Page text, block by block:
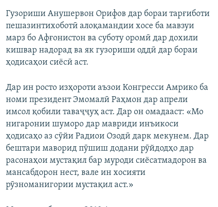
Гузориши Анушервон Орифов дар бораи тарғиботи
пешазинтихоботӣ алоқамандии хосе ба мавзуи
марз бо Афғонистон ва суботу оромӣ дар дохили
кишвар надорад ва як гузориши оддӣ дар бораи
ҳодисаҳои сиёсӣ аст.
Дар ин росто изҳороти аъзои Конгресси Амрико ба
номи президент Эмомалӣ Раҳмон дар апрели
имсол қобили таваҷҷуҳ аст. Дар он омадааст: «Мо
нигаронии шуморо дар мавриди инъикоси
ҳодисаҳо аз сӯйи Радиои Озодӣ дарк мекунем. Дар
бештари маворид пӯшиш додани рӯйдодҳо дар
расонаҳои мустақил бар муроди сиёсатмадорон ва
мансабдорон нест, вале ин хосияти
рӯзноманигории мустақил аст.»